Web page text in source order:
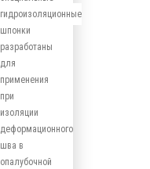
гидроизоляционные
шпонки
разработаны
для
применения
при
изоляции
деформационного
шва в
опалубочной